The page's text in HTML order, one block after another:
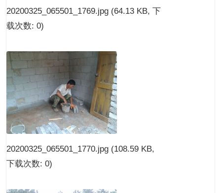
20200325_065501_1769.jpg (64.13 KB, 下
载次数: 0)
20200325_065501_1770.jpg (108.59 KB,
下载次数: 0)